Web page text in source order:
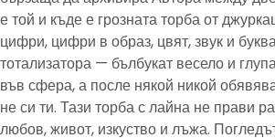
е той и къде е грозната торба от
цифри, цифри в образ, цвят, звук и
тотализатора — бълбукат весело и
във сфера, а после някой никой
не си ти. Тази торба с лайна не прави
любов, живот, изкуство и лъжа.